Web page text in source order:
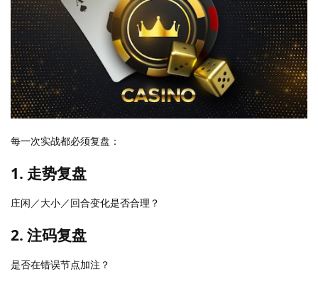
每一次实战都必须复盘：
1. 走势复盘
庄闲／大小／回合变化是否合理？
2. 注码复盘
是否在错误节点加注？